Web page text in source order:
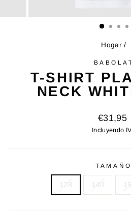
Hogar /
T-SHIRT
NECK
Precio
original
€31,95
Incluyendo
TAMAÑO
128 140